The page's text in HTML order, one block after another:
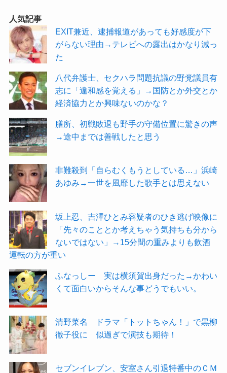
人気記事
EXIT兼近、逮捕報道があっても好感度が下
がらない理由→テレビへの露出はかなり減っ
た
八代弁護士、セクハラ問題抗議の野党議員有
志に「違和感を覚える」→国防とか外交とか
経済協力とか興味ないのかな？
膳所、初戦敗退も野手の守備位置に驚きの声
→途中までは善戦したと思う
非難殺到「自らむくもうとしている…」浜崎
あゆみ→一世を風靡した歌手とは思えない
坂上忍、吉澤ひとみ容疑者のひき逃げ映像に
「先々のこととか考えちゃう気持ちも分から
ないではない」→15分間の重みよりも飲酒
運転の方が重い
ふなっしー 実は横須賀出身だった→かわい
くて面白いからそんな事どうでもいい。
清野菜名 ドラマ「トットちゃん！」で黒柳
徹子役に 似過ぎで演技も期待！
セブンイレブン、安室さん引退特番中のＣＭ